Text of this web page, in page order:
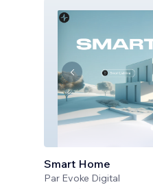
Smart Home
Par Evoke Digital